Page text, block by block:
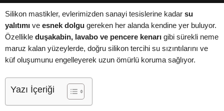
Silikon mastikler, evlerimizden sanayi tesislerine kadar su
yalıtımı ve esnek dolgu gereken her alanda kendine yer buluyor.
Özellikle duşakabin, lavabo ve pencere kenarı gibi sürekli neme
maruz kalan yüzeylerde, doğru silikon tercihi su sızıntılarını ve
küf oluşumunu engelleyerek uzun ömürlü koruma sağlıyor.
Yazı İçeriği